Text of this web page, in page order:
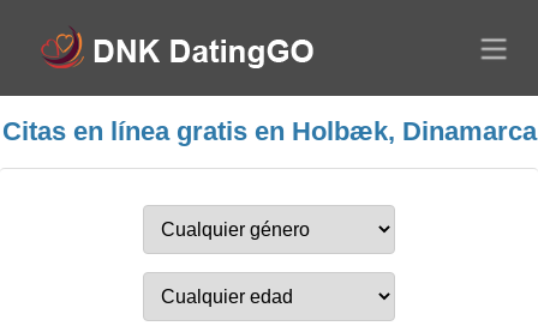
Citas en línea gratis en Holbæk, Dinamarca